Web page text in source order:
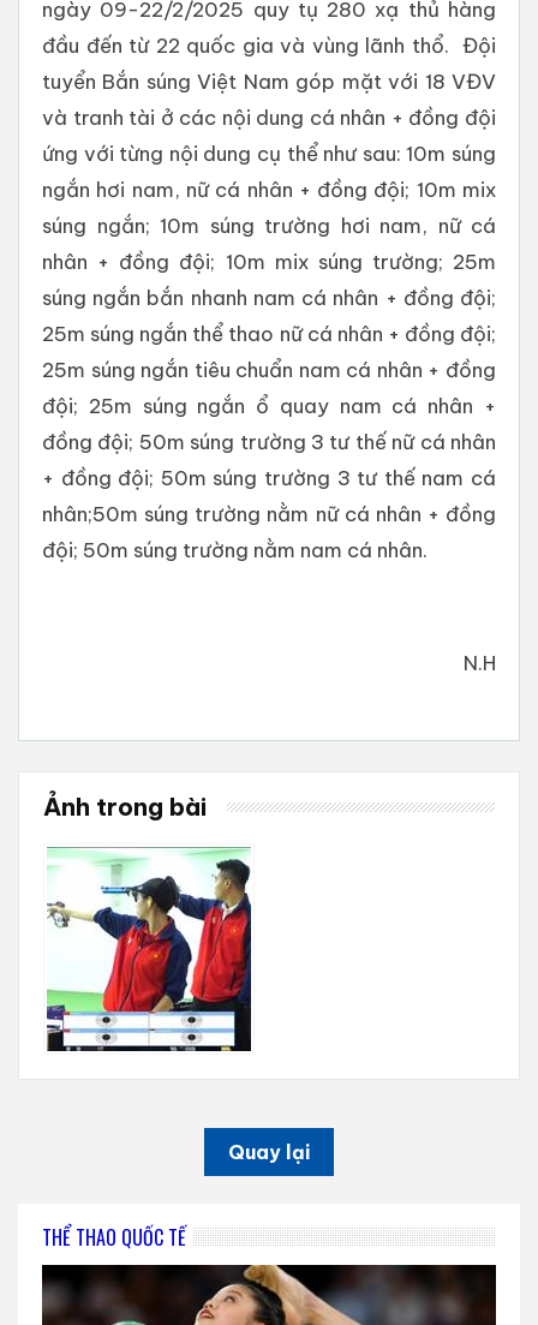
ngày 09-22/2/2025 quy tụ 280 xạ thủ hàng
đầu đến từ 22 quốc gia và vùng lãnh thổ. Đội
tuyển Bắn súng Việt Nam góp mặt với 18 VĐV
và tranh tài ở các nội dung cá nhân + đồng đội
ứng với từng nội dung cụ thể như sau: 10m súng
ngắn hơi nam, nữ cá nhân + đồng đội; 10m mix
súng ngắn; 10m súng trường hơi nam, nữ cá
nhân + đồng đội; 10m mix súng trường; 25m
súng ngắn bắn nhanh nam cá nhân + đồng đội;
25m súng ngắn thể thao nữ cá nhân + đồng đội;
25m súng ngắn tiêu chuẩn nam cá nhân + đồng
đội; 25m súng ngắn ổ quay nam cá nhân +
đồng đội; 50m súng trường 3 tư thế nữ cá nhân
+ đồng đội; 50m súng trường 3 tư thế nam cá
nhân;50m súng trường nằm nữ cá nhân + đồng
đội; 50m súng trường nằm nam cá nhân.
N.H
Ảnh trong bài
Quay lại
THỂ THAO QUỐC TẾ